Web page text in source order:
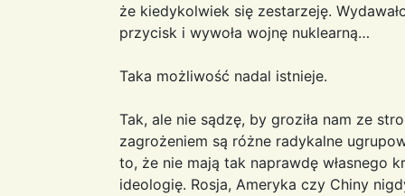
że kiedykolwiek się zestarzeję.
przycisk i wywoła wojnę nuklearną…
Taka możliwość nadal istnieje.
Tak, ale nie sądzę, by groziła nam ze
zagrożeniem są różne radykalne
to, że nie mają tak naprawdę własnego
ideologię. Rosja, Ameryka czy Chiny